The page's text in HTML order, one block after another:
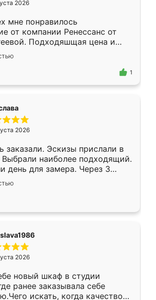
2026
мне понравилось
от компании Ренессанс от
Подходяшщая цена и
изготовления. Приехавший
сотрудник Владислав
моему эскизу самый
1
2026
заказали. Эскизы прислали в
Выбрали наиболее подходящий.
день для замера. Через 3
была уже готова. Остались
Спасибо Ренессанс
работу!
2026
новый шкаф в студии
ранее заказывала себе
искать, когда качеством